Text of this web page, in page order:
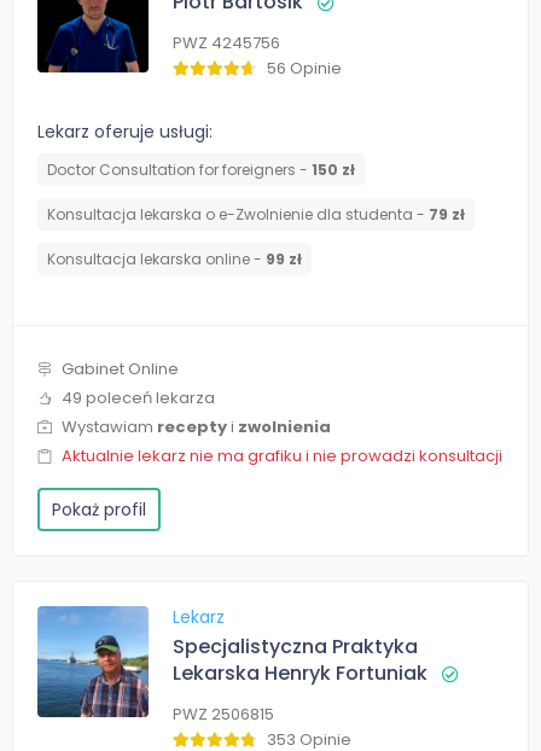
PWZ 4245756
56 Opinie
Lekarz oferuje usługi:
Doctor Consultation for foreigners - 150 zł
Konsultacja lekarska o e-Zwolnienie dla studenta - 79 zł
Konsultacja lekarska online - 99 zł
Gabinet Online
49 poleceń lekarza
Wystawiam receptyi zwolnienia
Aktualnie lekarz nie ma grafiku i nie prowadzi konsultacji
Pokaż profil
Lekarz
Specjalistyczna Praktyka
Lekarska Henryk Fortuniak
PWZ 2506815
353 Opinie